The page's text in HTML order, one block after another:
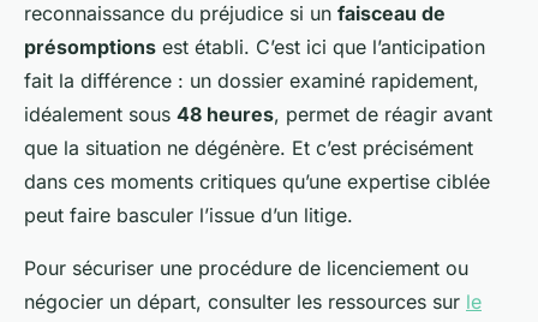
reconnaissance du préjudice si un faisceau de
présomptions est établi. C’est ici que l’anticipation
fait la différence : un dossier examiné rapidement,
idéalement sous 48 heures, permet de réagir avant
que la situation ne dégénère. Et c’est précisément
dans ces moments critiques qu’une expertise ciblée
peut faire basculer l’issue d’un litige.
Pour sécuriser une procédure de licenciement ou
négocier un départ, consulter les ressources sur le